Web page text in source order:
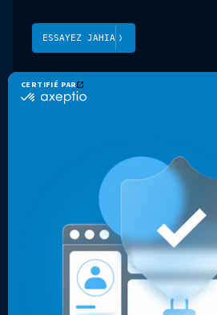
ESSAYEZ JAHIA
Produit
Jahia CMS
Ressources
Cas clients
Livres blancs, vidéos & autres
À